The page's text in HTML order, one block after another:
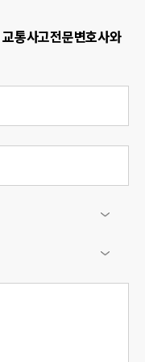
교통사고전문변호사와